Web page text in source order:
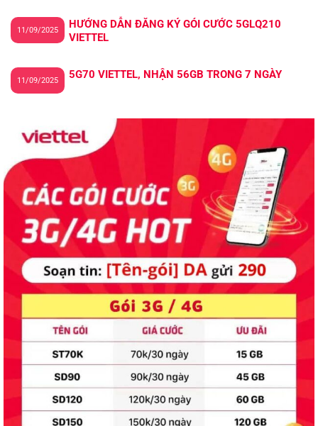
HƯỚNG DẪN ĐĂNG KÝ GÓI CƯỚC 5GLQ210
VIETTEL
11/09/2025
5G70 VIETTEL, NHẬN 56GB TRONG 7 NGÀY
11/09/2025